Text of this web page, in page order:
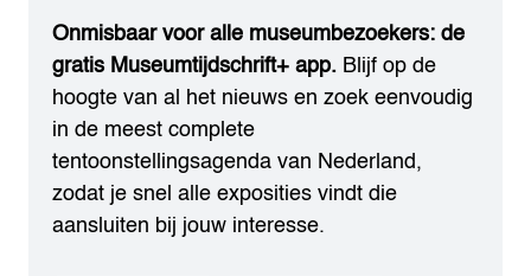
Onmisbaar voor alle museumbezoekers: de
gratis Museumtijdschrift+ app. Blijf op de
hoogte van al het nieuws en zoek eenvoudig
in de meest complete
tentoonstellingsagenda van Nederland,
zodat je snel alle exposities vindt die
aansluiten bij jouw interesse.